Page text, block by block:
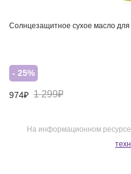
Солнцезащитное сухое масло
- 25%
974₽ 1 299₽
На информационном